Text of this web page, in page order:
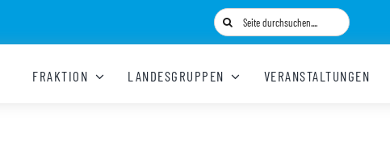
Suche
nach:
FRAKTION LANDESGRUPPEN VERANSTALTUNGEN